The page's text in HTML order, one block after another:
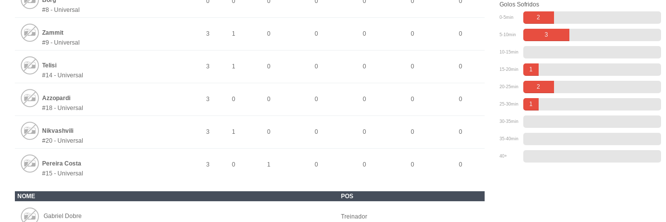
#8 - Universal
Zammit
#9 - Universal
3 1 0 0 0 0 0
Telisi
#14 - Universal
3 1 0 0 0 0 0
Azzopardi
#18 - Universal
3 0 0 0 0 0 0
Nikvashvili
#20 - Universal
3 1 0 0 0 0 0
Pereira Costa
#15 - Universal
3 0 1 0 0 0 0
NOME POS
Gabriel Dobre Treinador
Golos Sofridos
0-5min 2
5-10min 3
10-15min
15-20min 1
20-25min 2
25-30min 1
30-35min
35-40min
40+